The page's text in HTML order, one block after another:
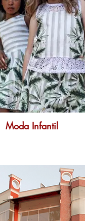
Moda Infantil